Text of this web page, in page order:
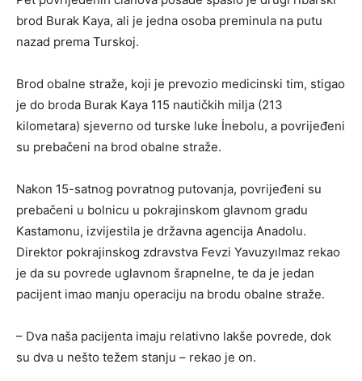
brod Burak Kaya, ali je jedna osoba preminula na putu
nazad prema Turskoj.
Brod obalne straže, koji je prevozio medicinski tim, stigao
je do broda Burak Kaya 115 nautičkih milja (213
kilometara) sjeverno od turske luke İnebolu, a povrijeđeni
su prebačeni na brod obalne straže.
Nakon 15-satnog povratnog putovanja, povrijeđeni su
prebačeni u bolnicu u pokrajinskom glavnom gradu
Kastamonu, izvijestila je državna agencija Anadolu.
Direktor pokrajinskog zdravstva Fevzi Yavuzyılmaz rekao
je da su povrede uglavnom šrapnelne, te da je jedan
pacijent imao manju operaciju na brodu obalne straže.
– Dva naša pacijenta imaju relativno lakše povrede, dok
su dva u nešto težem stanju – rekao je on.